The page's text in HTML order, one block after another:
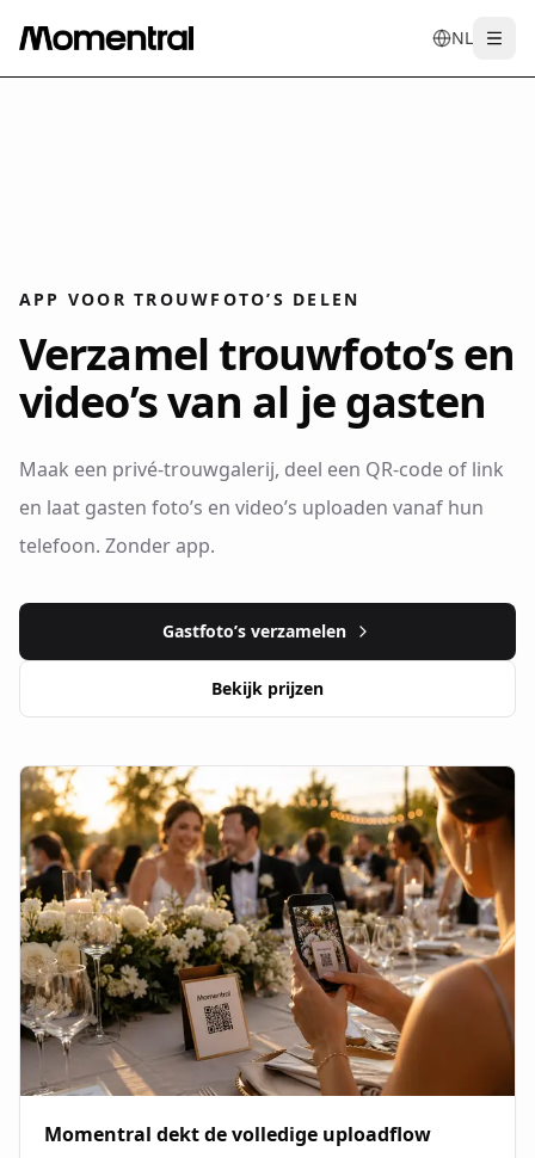
NL
entrdees
APP VOOR TROUWFOTO’S DELEN
Verzamel trouwfoto’s en
video’s van al je gasten
Maak een privé-trouwgalerij, deel een QR-code of link
en laat gasten foto’s en video’s uploaden vanaf hun
telefoon. Zonder app.
Gastfoto’s verzamelen
Bekijk prijzen
Momentral dekt de volledige uploadflow